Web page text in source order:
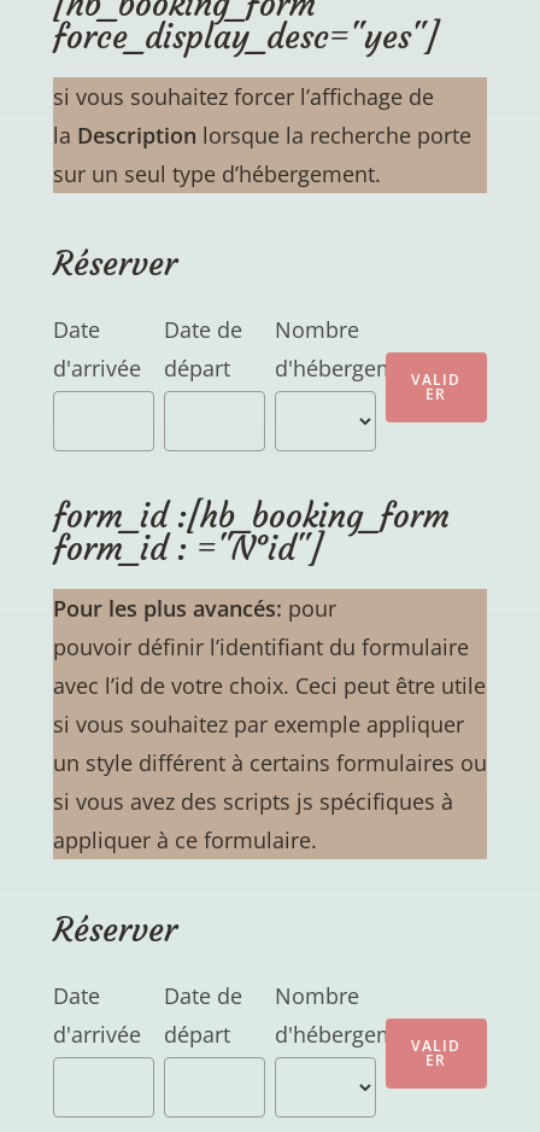
force_display_desc="yes"]
si vous souhaitez forcer l’affichage de
la Description lorsque la recherche porte
sur un seul type d’hébergement.
Réserver
Date
d'arrivée
Date de
départ
Nombre
d'hébergements
form_id :[hb_booking_form
form_id : ="N°id"]
Pour les plus avancés: pour
pouvoir définir l’identifiant du formulaire
avec l’id de votre choix. Ceci peut être utile
si vous souhaitez par exemple appliquer
un style différent à certains formulaires ou
si vous avez des scripts js spécifiques à
appliquer à ce formulaire.
Réserver
Date
d'arrivée
Date de
départ
Nombre
d'hébergements